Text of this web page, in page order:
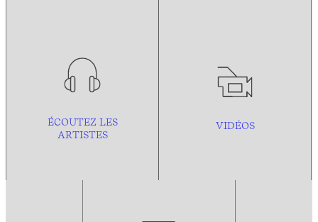
ÉCOUTEZ LES
ARTISTES
VIDÉOS